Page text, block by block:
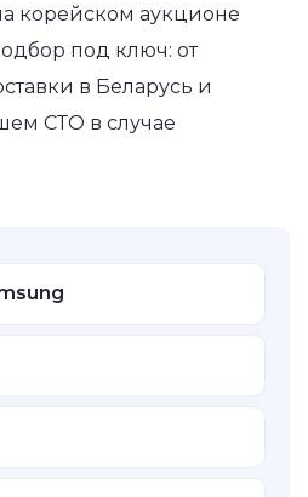
корейском аукционе
под ключ: от
в Беларусь и
СТО в случае